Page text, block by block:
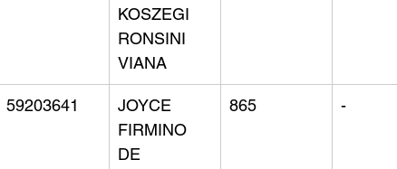
KOSZEGI
RONSINI
VIANA
59203641
JOYCE
FIRMINO
DE
865 -